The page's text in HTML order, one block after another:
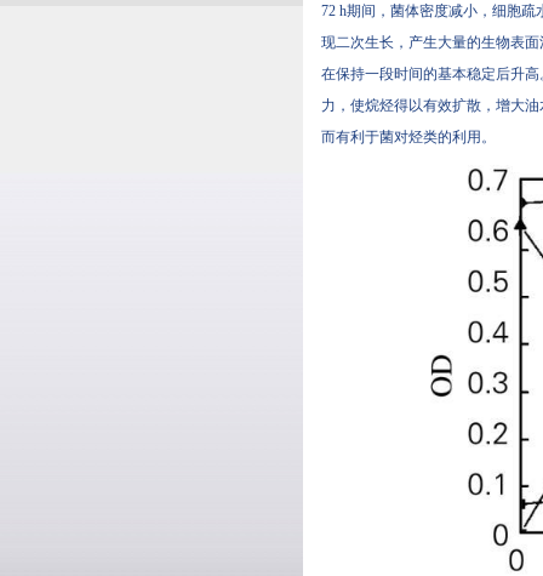
72 h期间，菌体密度减小，细胞
现二次生长，产生大量的生物表
在保持一段时间的基本稳定后升高
力，使烷烃得以有效扩散，增
而有利于菌对烃类的利用。